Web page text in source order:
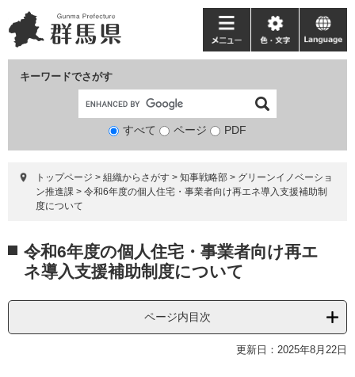
ー
ジ
ニ
ュ
て
キーワードでさがす
検
象
すべて ページ PDF
メ
ニ
ー
色・
文
language
トップページ > 組織からさがす > 知事戦略部 > グリーンイノベーショ
ン推進課 > 令和6年度の個人住宅・事業者向け再エネ導入支援補助制
度について
文 令和6年度の個人住宅・事業者向け再エ
ネ導入支援補助制度について
ページ内目次
更新日：2025年8月22日